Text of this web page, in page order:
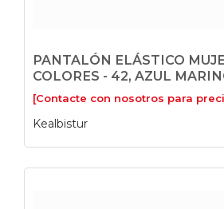
PANTALÓN ELÁSTICO
COLORES - 42, AZUL
[Contacte con nosotros para
Kealbistur